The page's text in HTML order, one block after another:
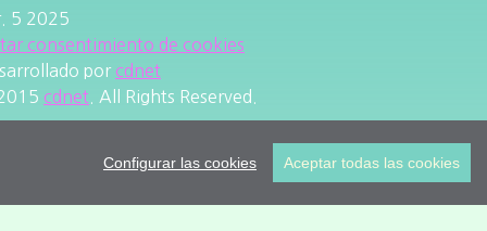
Configurar las cookies Aceptar todas las cookies
5 2025
consentimiento de cookies
por cdnet
cdnet . All Rights Reserved.